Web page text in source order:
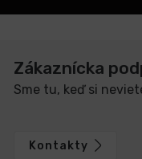
Zákaznícka
Sme tu, keď si
Kontakty